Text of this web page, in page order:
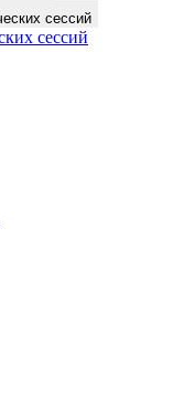
сессий
сессий